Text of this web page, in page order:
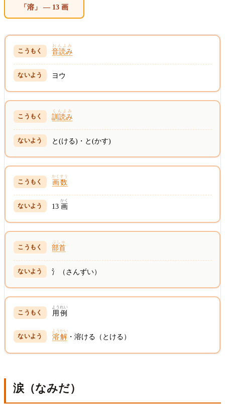
「溶」 — 13 画
音読み
おんよみ
ヨウ
訓読み
くんよみ
と(ける)・と(かす)
画数
かくすう
13 画
かく
部首
ぶしゅ
氵（さんずい）
用例
ようれい
溶解
ようかい
・溶ける（とける）
涙（なみだ）